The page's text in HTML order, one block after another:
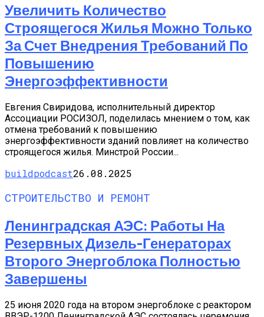
Увеличить Количество
Строящегося Жилья Можно Только
За Счет Внедрения Требований По
Повышению
Энергоэффективности
Евгения Свиридова, исполнительный директор
Ассоциации РОСИЗОЛ, поделилась мнением о том, как
отмена требований к повышению
энергоэффективности зданий повлияет на количество
строящегося жилья. Минстрой России...
buildpodcast26.08.2025
СТРОИТЕЛЬСТВО И РЕМОНТ
Ленинградская АЭС: Работы На
Резервных Дизель-Генераторах
Второго Энергоблока Полностью
Завершены
25 июня 2020 года на втором энергоблоке с реактором